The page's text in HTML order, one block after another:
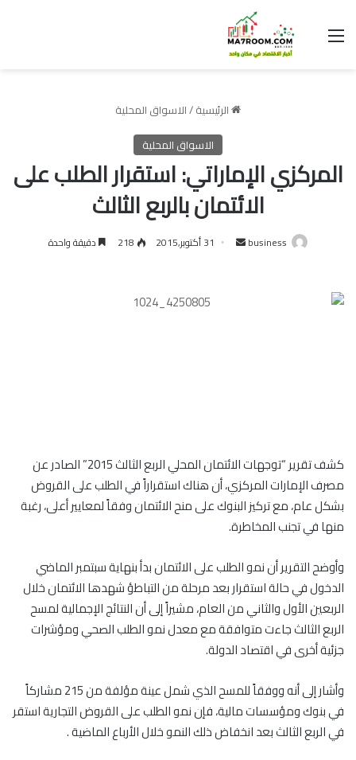
القائمة
الرئيسية/الاسواق المحلية
الاسواق المحلية
المركزي الإماراتي: استقرار الطلب على
الائتمان بالربع الثالث
business
أرسل 31 أكتوبر,2015 218 دقيقة واحدة
كشف تقرير “توجهات الائتمان المحلي الربع الثالث 2015” الصادر عن
مصرف الإمارات المركزي، أن هناك استقراراً في الطلب على القروض
بشكل عام، مع تركيز البنوك على منح الائتمان وفقاً لمعايير أعلى، رغبة
منها في تجنب المخاطرة.
وأوضح التقرير أن نمو الطلب على الائتمان بدأ بنهاية سبتمبر الماضي
الدخول في حالة استقرار بعد مرحلة من التباطؤ شهدها الائتمان خلال
الربعين الأول والثاني من العام، مشيراً إلى أن النتائج الإجمالية لمسح
الربع الثالث جاءت متوافقة مع معدل نمو الطلب الصحي ومؤشرات
جزئية أخرى في اقتصاد الدولة.
وأشار إلى أنه ووفقاً للمسح الذي شمل عينة مؤلفة من 215 مشاركاً
في بنوك ومؤسسات مالية، فإن نمو الطلب على القروض التجارية استقر
في الربع الثالث بعد انخفاض ذلك النمو خلال الأرباع الماضية .